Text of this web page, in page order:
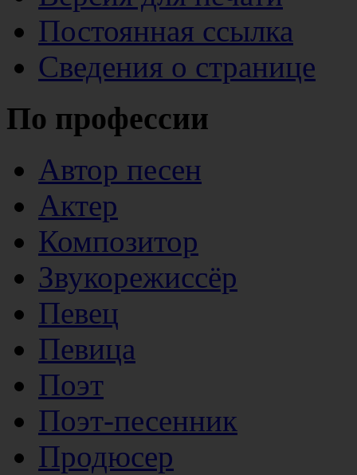
Постоянная ссылка
Сведения о странице
По профессии
Автор песен
Актер
Композитор
Звукорежиссёр
Певец
Певица
Поэт
Поэт-песенник
Продюсер